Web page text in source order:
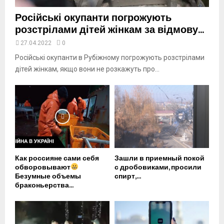
Російські окупанти погрожують
розстрілами дітей жінкам за відмову...
27.04.2022 0
Російські окупанти в Рубіжному погрожують розстрілами
дітей жінкам, якщо вони не розкажуть про...
Как россияне сами себя
обворовывают
Безумные объемы
браконьерства...
Зашли в приемный покой
с дробовиками, просили
спирт,...